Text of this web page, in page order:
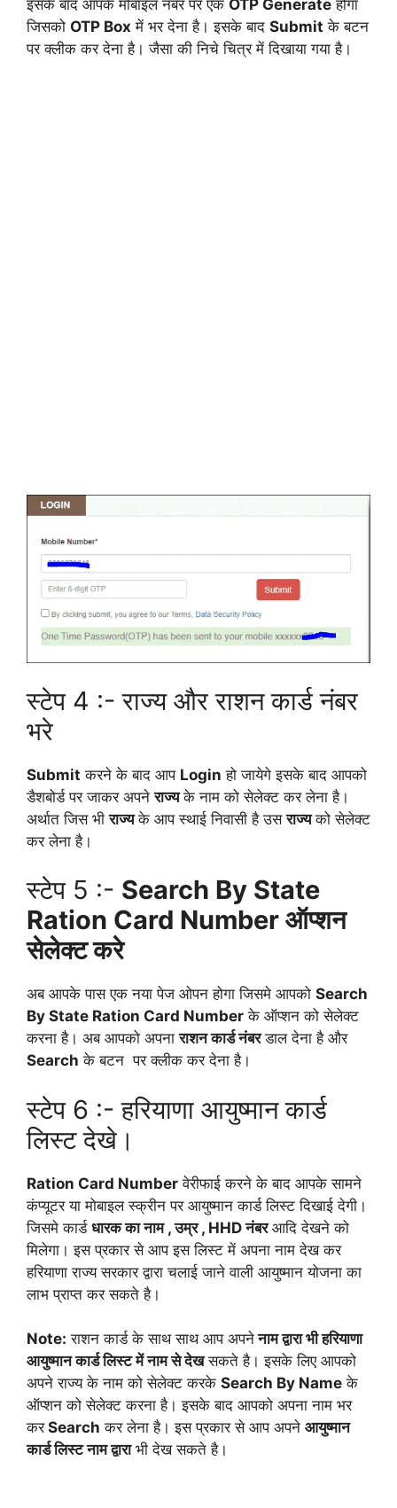
इसके बाद आपके मोबाइल नंबर पर एक OTP Generate होगा
जिसको OTP Box में भर देना है। इसके बाद Submit के बटन
पर क्लीक कर देना है। जैसा की निचे चित्र में दिखाया गया है।
स्टेप 4 :- राज्य और राशन कार्ड नंबर
भरे
Submit करने के बाद आप Login हो जायेगे इसके बाद आपको
डैशबोर्ड पर जाकर अपनेराज्यके नाम को सेलेक्ट कर लेना है।
अर्थात जिस भीराज्यके आप स्थाई निवासी है उसराज्यको सेलेक्ट
कर लेना है।
स्टेप 5 :- Search By State
Ration Card Number ऑप्शन
सेलेक्ट करे
अब आपके पास एक नया पेज ओपन होगा जिसमे आपको Search
By State Ration Card Number के ऑप्शन को सेलेक्ट
करना है। अब आपको अपनाराशन कार्ड नंबरडाल देना है और
Search के बटन पर क्लीक कर देना है।
स्टेप 6 :- हरियाणा आयुष्मान कार्ड
लिस्ट देखे।
Ration Card Number वेरीफाई करने के बाद आपके सामने
कंप्यूटर या मोबाइल स्क्रीन पर आयुष्मान कार्ड लिस्ट दिखाई देगी।
जिसमे कार्ड धारक का नाम , उम्र , HHD नंबरआदि देखने को
मिलेगा। इस प्रकार से आप इस लिस्ट में अपना नाम देख कर
हरियाणा राज्य सरकार द्वारा चलाई जाने वाली आयुष्मान योजना का
लाभ प्राप्त कर सकते है।
Note: राशन कार्ड के साथ साथ आप अपनेनाम द्वारा भी हरियाणा
आयुष्मान कार्ड लिस्ट में नाम से देखसकते है। इसके लिए आपको
अपने राज्य के नाम को सेलेक्ट करके Search By Name के
ऑप्शन को सेलेक्ट करना है। इसके बाद आपको अपना नाम भर
करSearch कर लेना है। इस प्रकार से आप अपने आयुष्मान
कार्ड लिस्टनाम द्वाराभी देख सकते है।